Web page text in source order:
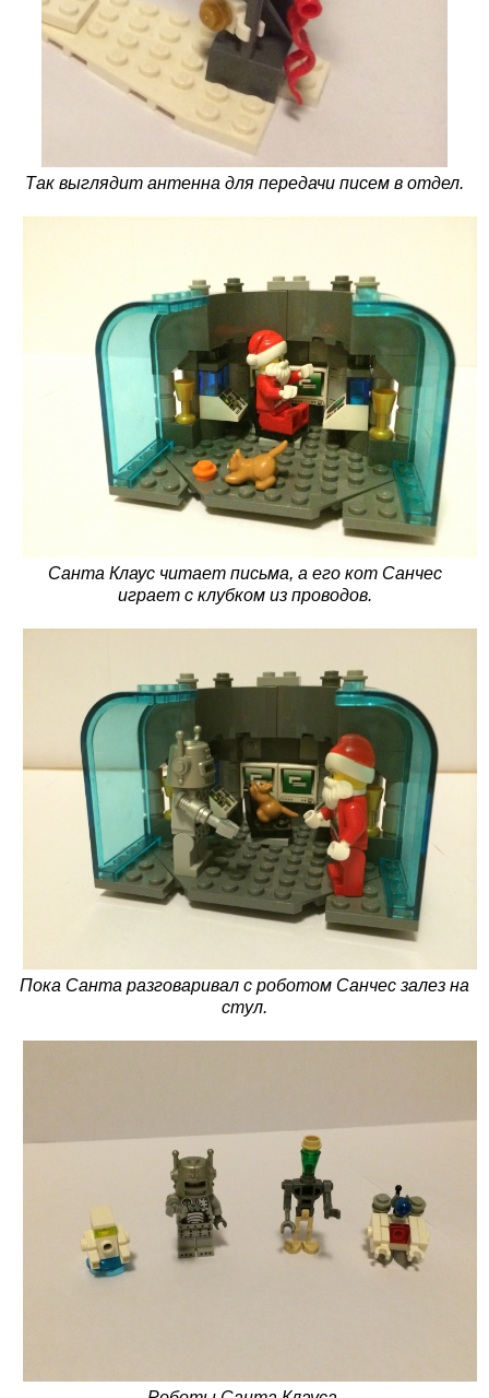
Так выглядит антенна для передачи писем в отдел.
Санта Клаус читает письма, а его кот Санчес
играет с клубком из проводов.
Пока Санта разговаривал с роботом Санчес залез на
стул.